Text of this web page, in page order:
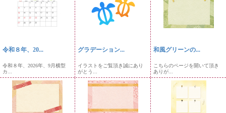
令和８年、20...
令和８年、2026年、9月横型
カ...
グラデーション...
イラストをご覧頂き誠にあり
がとう...
和風グリーンの...
こちらのページを開いて頂き
ありが...